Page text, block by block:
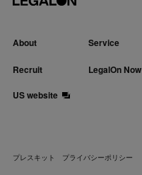
About Service
Recruit LegalOn Now
US website
プレスキット プライバシーポリシー